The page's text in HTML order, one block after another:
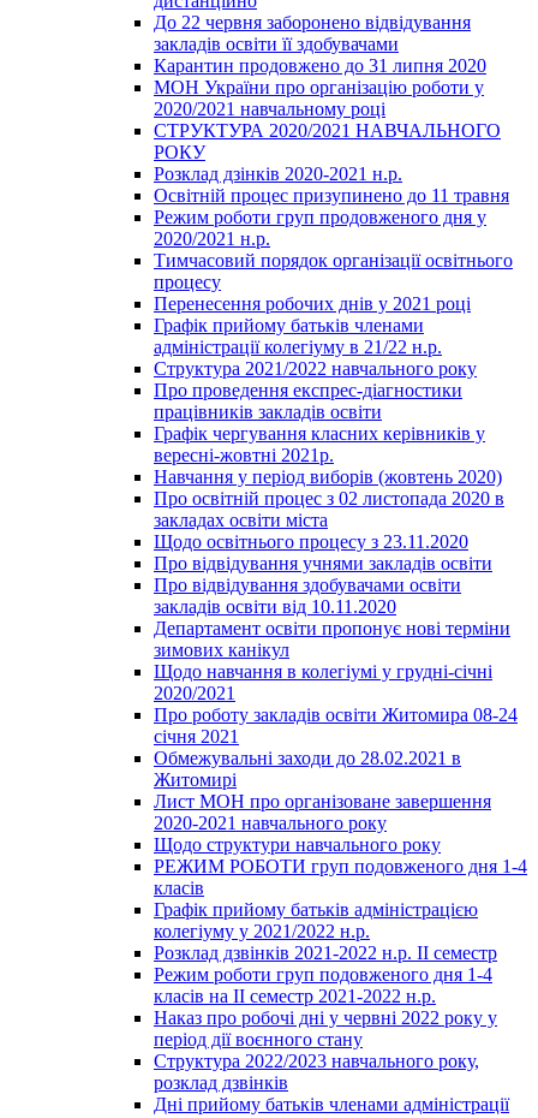
До 22 червня заборонено відвідування
закладів освіти її здобувачами
Карантин продовжено до 31 липня 2020
МОН України про організацію роботи у
2020/2021 навчальному році
СТРУКТУРА 2020/2021 НАВЧАЛЬНОГО
РОКУ
Розклад дзінків 2020-2021 н.р.
Освітній процес призупинено до 11 травня
Режим роботи груп продовженого дня у
2020/2021 н.р.
Тимчасовий порядок організації освітнього
процесу
Перенесення робочих днів у 2021 році
Графік прийому батьків членами
адміністрації колегіуму в 21/22 н.р.
Структура 2021/2022 навчального року
Про проведення експрес-діагностики
працівників закладів освіти
Графік чергування класних керівників у
вересні-жовтні 2021р.
Навчання у період виборів (жовтень 2020)
Про освітній процес з 02 листопада 2020 в
закладах освіти міста
Щодо освітнього процесу з 23.11.2020
Про відвідування учнями закладів освіти
Про відвідування здобувачами освіти
закладів освіти від 10.11.2020
Департамент освіти пропонує нові терміни
зимових канікул
Щодо навчання в колегіумі у грудні-січні
2020/2021
Про роботу закладів освіти Житомира 08-24
січня 2021
Обмежувальні заходи до 28.02.2021 в
Житомирі
Лист МОН про організоване завершення
2020-2021 навчального року
Щодо структури навчального року
РЕЖИМ РОБОТИ груп подовженого дня 1-4
класів
Графік прийому батьків адміністрацією
колегіуму у 2021/2022 н.р.
Розклад дзвінків 2021-2022 н.р. ІІ семестр
Режим роботи груп подовженого дня 1-4
класів на ІІ семестр 2021-2022 н.р.
Наказ про робочі дні у червні 2022 року у
період дії воєнного стану
Структура 2022/2023 навчального року,
розклад дзвінків
Дні прийому батьків членами адміністрації